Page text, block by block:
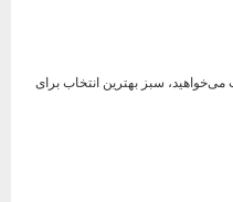
سبز بهترین انتخاب برای